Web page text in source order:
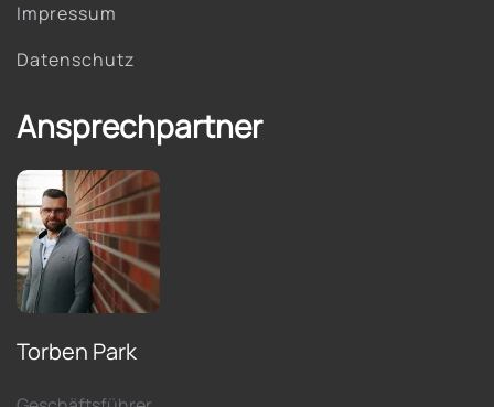
Impressum
Datenschutz
Ansprechpartner
Torben Park